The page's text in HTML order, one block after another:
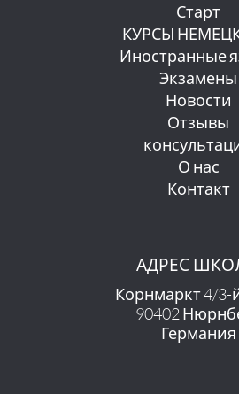
Старт
КУРСЫ
Иностранные
Экзамены
Новости
Отзывы
О нас
Контакт
АДРЕС
Корнмаркт 4/3-
90402
Германия